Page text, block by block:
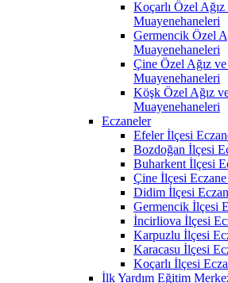
Koçarlı Özel Ağız
Muayenehaneleri
Germencik Özel
Muayenehaneleri
Çine Özel Ağız ve
Muayenehaneleri
Köşk Özel Ağız
Muayenehaneleri
Eczaneler
Efeler İlçesi
Bozdoğan İlçesi
Buharkent İlçesi
Çine İlçesi
Didim İlçesi
Germencik İlçesi
İncirliova İlçesi
Karpuzlu İlçesi
Karacasu İlçesi
Koçarlı İlçesi
İlk Yardım Eğitim